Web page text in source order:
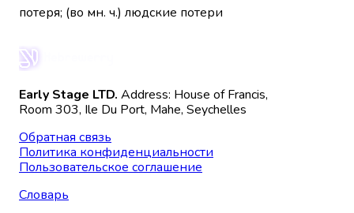
потеря; (во мн. ч.) людские потери
Early Stage LTD. Address: House of Francis,
Room 303, Ile Du Port, Mahe, Seychelles
Обратная связь
Политика конфиденциальности
Пользовательское соглашение
Словарь